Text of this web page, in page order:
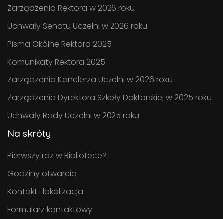
Zarządzenia Rektora w 2026 roku
Uchwały Senatu Uczelni w 2026 roku
Pisma Okólne Rektora 2025
Komunikaty Rektora 2025
Zarządzenia Kanclerza Uczelni w 2026 roku
Zarządzenia Dyrektora Szkoły Doktorskiej w 2025 roku
Uchwały Rady Uczelni w 2025 roku
Na skróty
Pierwszy raz w Bibliotece?
Godziny otwarcia
Kontakt i lokalizacja
Formularz kontaktowy